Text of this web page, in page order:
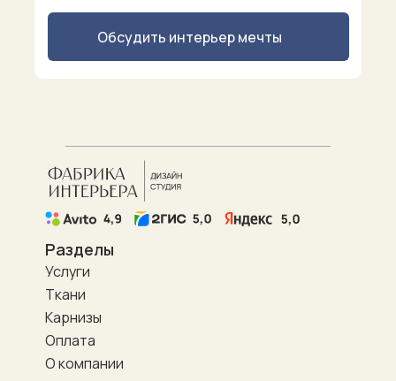
Обсудить интерьер мечты
Разделы
О компании
Ткани
Оплата
Услуги
Карнизы